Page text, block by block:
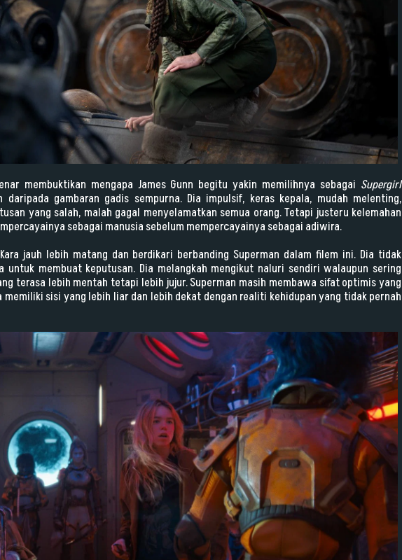
membuktikan mengapa James Gunn begitu yakin memilihnya sebagai Supergirl
daripada gambaran gadis sempurna. Dia impulsif, keras kepala, mudah melenting,
yang salah, malah gagal menyelamatkan semua orang. Tetapi justeru kelemahan
sebagai manusia sebelum mempercayainya sebagai adiwira.
jauh lebih matang dan berdikari berbanding Superman dalam filem ini. Dia tidak
untuk membuat keputusan. Dia melangkah mengikut naluri sendiri walaupun sering
terasa lebih mentah tetapi lebih jujur. Superman masih membawa sifat optimis yang
memiliki sisi yang lebih liar dan lebih dekat dengan realiti kehidupan yang tidak pernah